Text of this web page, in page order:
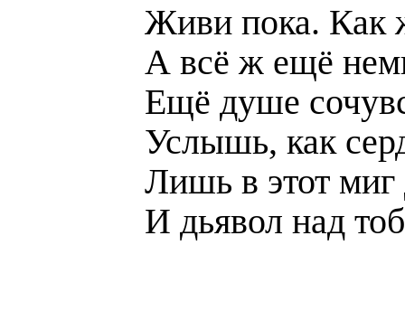
Живи пока. Как
А всё ж ещё
Ещё душе
Услышь, как
Лишь в этот миг
И дьявол над